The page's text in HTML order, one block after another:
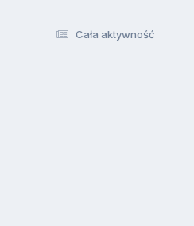
Cała aktywność